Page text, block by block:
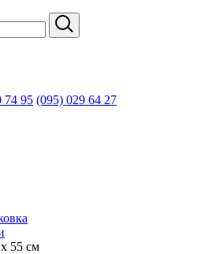
74 95 (095) 029 64 27
55 см